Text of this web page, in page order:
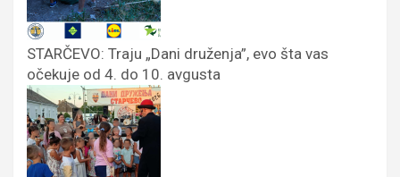
STARČEVO: Traju „Dani druženja”, evo šta vas
očekuje od 4. do 10. avgusta